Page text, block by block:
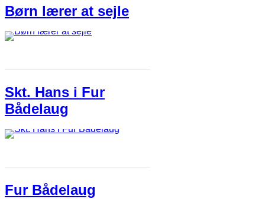
Børn lærer at sejle​
Skt. Hans i Fur
Bådelaug
Fur Bådelaug